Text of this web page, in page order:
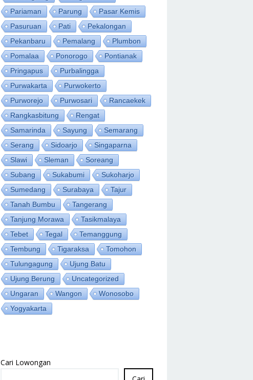
Pariaman
Parung
Pasar Kemis
Pasuruan
Pati
Pekalongan
Pekanbaru
Pemalang
Plumbon
Pomalaa
Ponorogo
Pontianak
Pringapus
Purbalingga
Purwakarta
Purwokerto
Purworejo
Purwosari
Rancaekek
Rangkasbitung
Rengat
Samarinda
Sayung
Semarang
Serang
Sidoarjo
Singaparna
Slawi
Sleman
Soreang
Subang
Sukabumi
Sukoharjo
Sumedang
Surabaya
Tajur
Tanah Bumbu
Tangerang
Tanjung Morawa
Tasikmalaya
Tebet
Tegal
Temanggung
Tembung
Tigaraksa
Tomohon
Tulungagung
Ujung Batu
Ujung Berung
Uncategorized
Ungaran
Wangon
Wonosobo
Yogyakarta
Cari Lowongan